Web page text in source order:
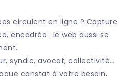
circulent en ligne ? Capture
encadrée : le web aussi se
syndic, avocat, collectivité…
constat à votre besoin,